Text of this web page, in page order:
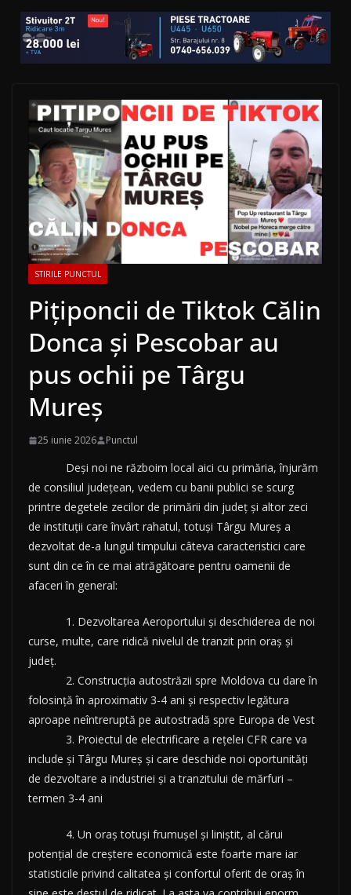
STIRILE PUNCTUL
Pițiponcii de Tiktok Călin
Donca și Pescobar au
pus ochii pe Târgu
Mureș
25 iunie 2026 Punctul
Deși noi ne războim local aici cu primăria, înjurăm
de consiliul județean, vedem cu banii publici se scurg
printre degetele zecilor de primării din județ și altor zeci
de instituții care învârt rahatul, totuși Târgu Mureș a
dezvoltat de-a lungul timpului câteva caracteristici care
sunt din ce în ce mai atrăgătoare pentru oamenii de
afaceri în general:
1. Dezvoltarea Aeroportului și deschiderea de noi
curse, multe, care ridică nivelul de tranzit prin oraș și
județ.
2. Construcția autostrăzii spre Moldova cu dare în
folosință în aproximativ 3-4 ani și respectiv legătura
aproape neîntreruptă pe autostradă spre Europa de Vest
3. Proiectul de electrificare a rețelei CFR care va
include și Târgu Mureș și care deschide noi oportunități
de dezvoltare a industriei și a tranzitului de mărfuri –
termen 3-4 ani
4. Un oraș totuși frumușel și liniștit, al cărui
potențial de creștere economică este foarte mare iar
statisticile privind calitatea și confortul oferit de oraș în